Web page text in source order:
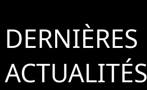
DERNIÈRES
ACTUALITÉS